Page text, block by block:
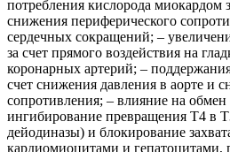
потребления кислорода миокардом
снижения периферического
сердечных сокращений; –
за счет прямого воздействия на
коронарных артерий; –
счет снижения давления в аорте и
сопротивления; – влияние на
ингибирование превращения Т4 в
дейодиназы) и блокирование
кардиомиоцитами и гепатоцитами,